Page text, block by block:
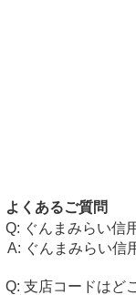
よくあるご質問
ぐんまみらい信
ぐんまみらい信
支店コードはど